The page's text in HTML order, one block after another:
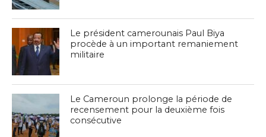
Le président camerounais Paul Biya
procède à un important remaniement
militaire
Le Cameroun prolonge la période de
recensement pour la deuxième fois
consécutive